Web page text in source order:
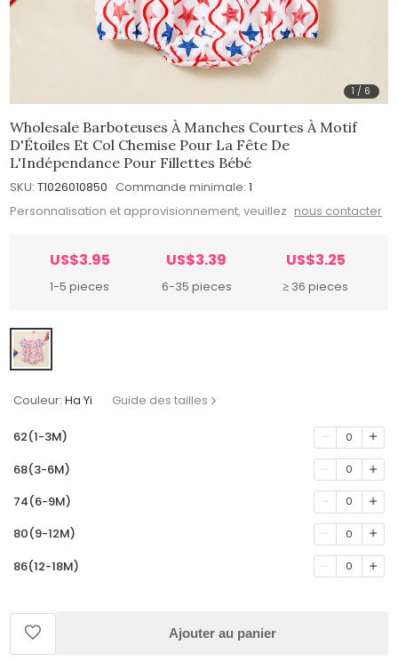
1 / 6
Wholesale Barboteuses À Manches Courtes À Motif
D'Étoiles Et Col Chemise Pour La Fête De
L'Indépendance Pour Fillettes Bébé
SKU: T1026010850 Commande minimale: 1
Personnalisation et approvisionnement, veuillez nous contacter
US$3.95
1-5 pieces
US$3.39
6-35 pieces
US$3.25
≥ 36 pieces
Couleur: Ha Yi Guide des tailles
62(1-3M) 0
68(3-6M) 0
74(6-9M) 0
80(9-12M) 0
86(12-18M) 0
Ajouter au panier